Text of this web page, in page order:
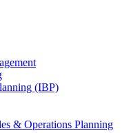
(IBP)
& Operations Planning